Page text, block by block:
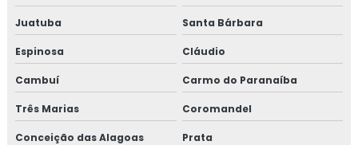
Revestimento fibra cerâmica
Revestimento térmico
Revestimento térmico industrial
Revestimento térmico para container
Juatuba Santa Bárbara
Espinosa Cláudio
Cambuí Carmo do Paranaíba
Três Marias Coromandel
Conceição das Alagoas Prata